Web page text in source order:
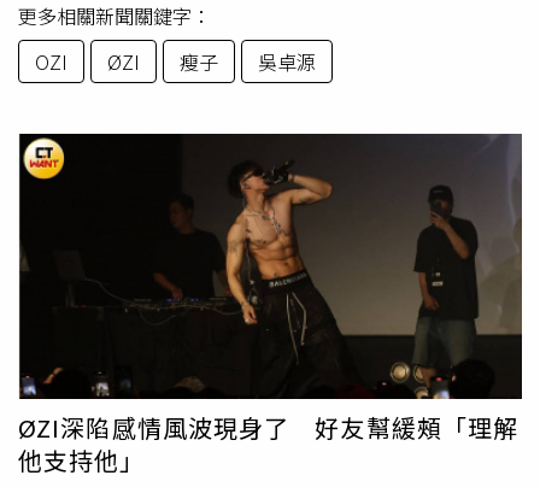
更多相關新聞關鍵字：
OZI
ØZI 瘦子 吳卓源
ØZI深陷感情風波現身了 好友幫緩頰「理解
他支持他」